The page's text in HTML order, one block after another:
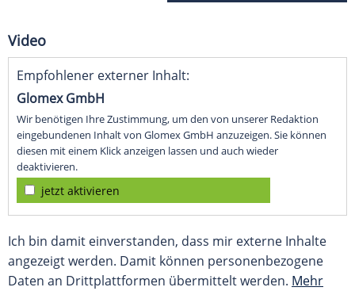
Video
Empfohlener externer Inhalt:
Glomex GmbH
Wir benötigen Ihre Zustimmung, um den von unserer Redaktion
eingebundenen Inhalt von Glomex GmbH anzuzeigen. Sie können
diesen mit einem Klick anzeigen lassen und auch wieder
deaktivieren.
jetzt aktivieren
Ich bin damit einverstanden, dass mir externe Inhalte
angezeigt werden. Damit können personenbezogene
Daten an Drittplattformen übermittelt werden. Mehr